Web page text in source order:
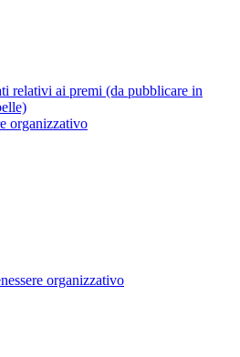
relativi ai premi (da pubblicare in
organizzativo
organizzativo